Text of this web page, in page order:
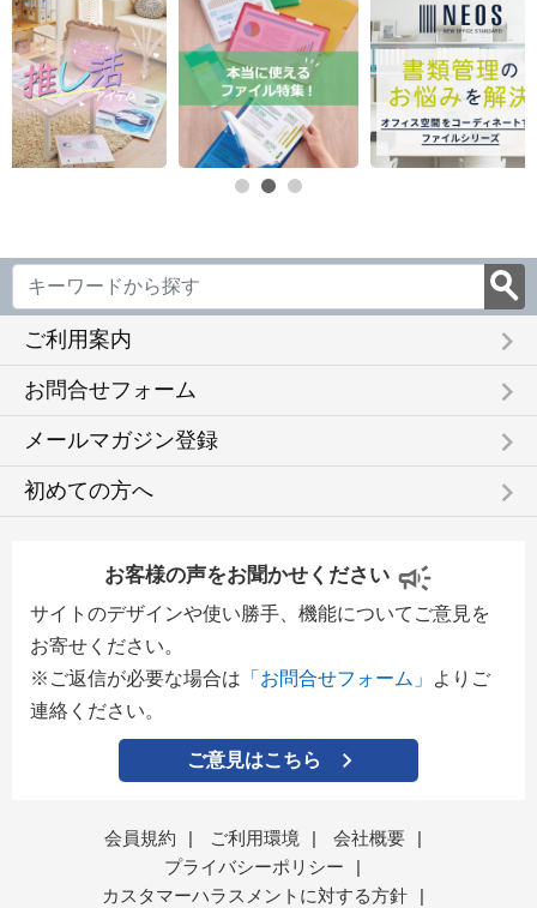
ご利用案内 keyboard_arrow_right
お問合せフォーム keyboard_arrow_right
メールマガジン登録 keyboard_arrow_right
初めての方へ keyboard_arrow_right
お客様の声をお聞かせください
サイトのデザインや使い勝手、機能についてご意見を
お寄せください。
※ご返信が必要な場合は 「お問合せフォーム」
よりご
連絡ください。
ご意見はこちら
会員規約 | ご利用環境 | 会社概要
|
プライバシーポリシー
|
カスタマーハラスメントに対する方針
|